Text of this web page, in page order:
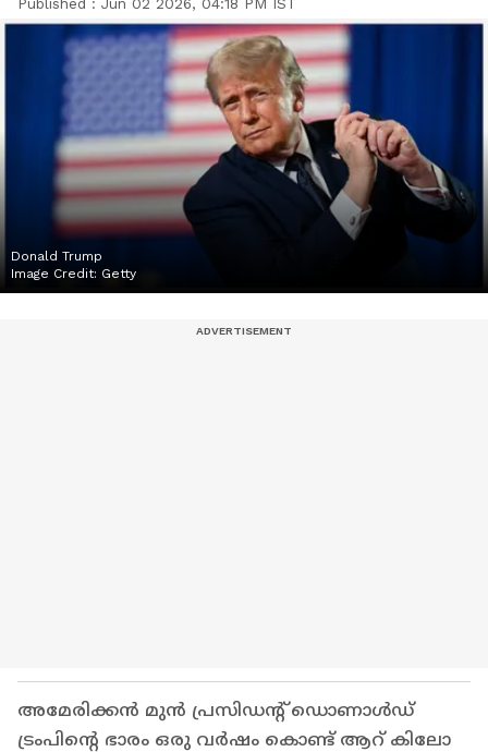
Donald Trump
Image Credit: Getty
അമേരിക്കൻ മുൻ പ്രസിഡന്റ് ഡൊണാൾഡ്
ട്രംപിന്റെ ഭാരം ഒരു വർഷം കൊണ്ട് ആറ് കിലോ